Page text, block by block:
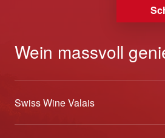
Wein massvoll
Swiss Wine Valais
Über uns